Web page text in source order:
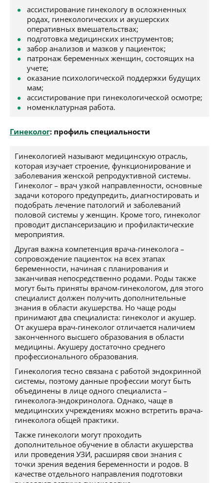
ассистирование гинекологу в осложненных
родах, гинекологических и акушерских
оперативных вмешательствах;
подготовка медицинских инструментов;
забор анализов и мазков у пациенток;
патронаж беременных женщин, состоящих на
учете;
оказание психологической поддержки будущих
мам;
ассистирование при гинекологической осмотре;
номенклатурная работа.
Гинеколог: профиль специальности
Гинекологией называют медицинскую отрасль,
которая изучает строение, функционирование и
заболевания женской репродуктивной системы.
Гинеколог – врач узкой направленности, основные
задачи которого предупредить, диагностировать и
подобрать лечение патологий и заболеваний
половой системы у женщин. Кроме того, гинеколог
проводит диспансеризацию и профилактические
мероприятия.
Другая важна компетенция врача-гинеколога –
сопровождение пациенток на всех этапах
беременности, начиная с планирования и
заканчивая непосредственно родами. Роды также
могут быть приняты врачом-гинекологом, для этого
специалист должен получить дополнительные
знания в области акушерства. Но чаще роды
принимают два специалиста: гинеколог и акушер.
От акушера врач-гинеколог отличается наличием
законченного высшего образования в области
медицины. Акушеру достаточно среднего
профессионального образования.
Гинекология тесно связана с работой эндокринной
системы, поэтому данные профессии могут быть
объединены в лице одного специалиста –
гинеколога-эндокринолога. Однако, чаще в
медицинских учреждениях можно встретить врача-
гинеколога общей практики.
Также гинекологи могут проходить
дополнительное обучение в области акушерства
или проведения УЗИ, расширяя свои знания с
точки зрения ведения беременности и родов. В
качестве отдельного направления подготовки